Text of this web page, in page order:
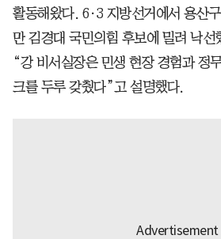
활동해왔다. 6·3 지방선거에서 용산
만 김경대 국민의힘 후보에 밀려 낙선
“강 비서실장은 민생 현장 경험과 정
크를 두루 갖췄다”고 설명했다.